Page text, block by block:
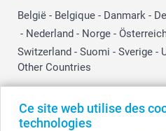
Ce site web utilise des
technologies
België - Belgique - Danmark -
- Nederland - Norge -
Switzerland - Suomi - Sverige -
Other Countries
Tous les prix sont en EURO (€),